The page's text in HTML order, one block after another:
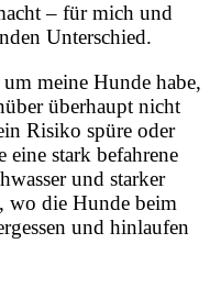
– für mich und
Unterschied.
meine Hunde habe,
überhaupt nicht
Risiko spüre oder
eine stark befahrene
und starker
wo die Hunde beim
und hinlaufen